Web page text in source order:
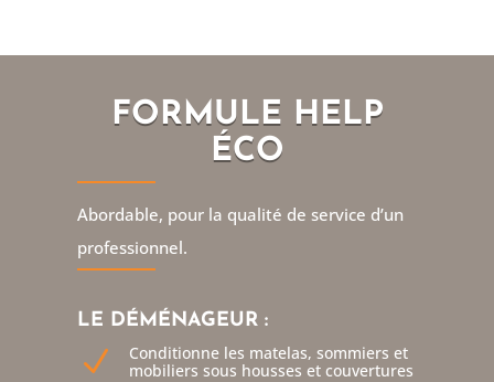
FORMULE HELP
ÉCO
Abordable, pour la qualité de service d’un
professionnel.
LE DÉMÉNAGEUR :
N
Conditionne les matelas, sommiers et
mobiliers sous housses et couvertures